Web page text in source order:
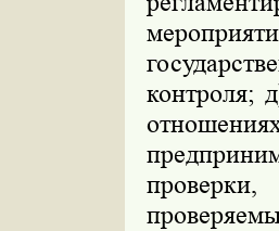
контроля;